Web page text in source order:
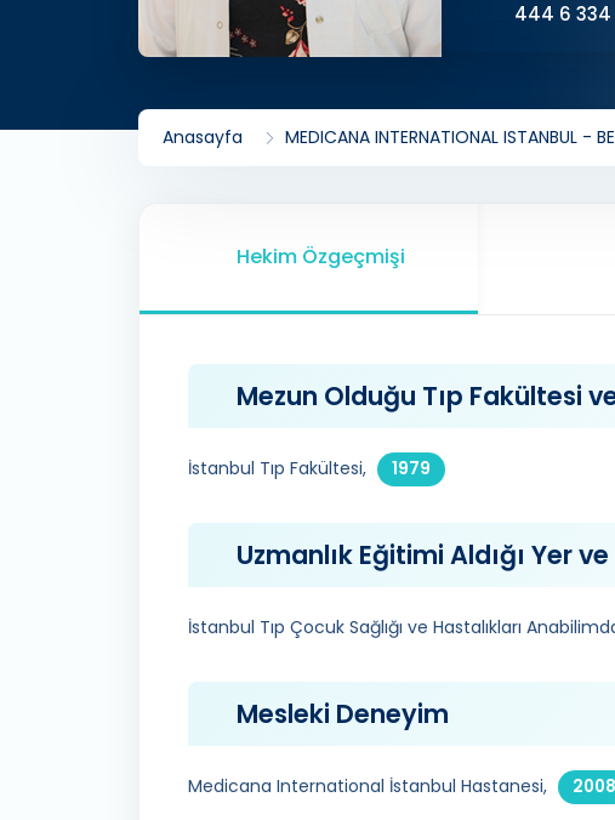
444 6 334
Anasayfa MEDICANA INTERNATIONAL ISTANBUL -
Hekim Özgeçmişi
Mezun Olduğu Tıp Fakültesi ve
İstanbul Tıp Fakültesi, 1979
Uzmanlık Eğitimi Aldığı Yer ve
İstanbul Tıp Çocuk Sağlığı ve Hastalıkları
Mesleki Deneyim
Medicana International İstanbul Hastanesi, 2008